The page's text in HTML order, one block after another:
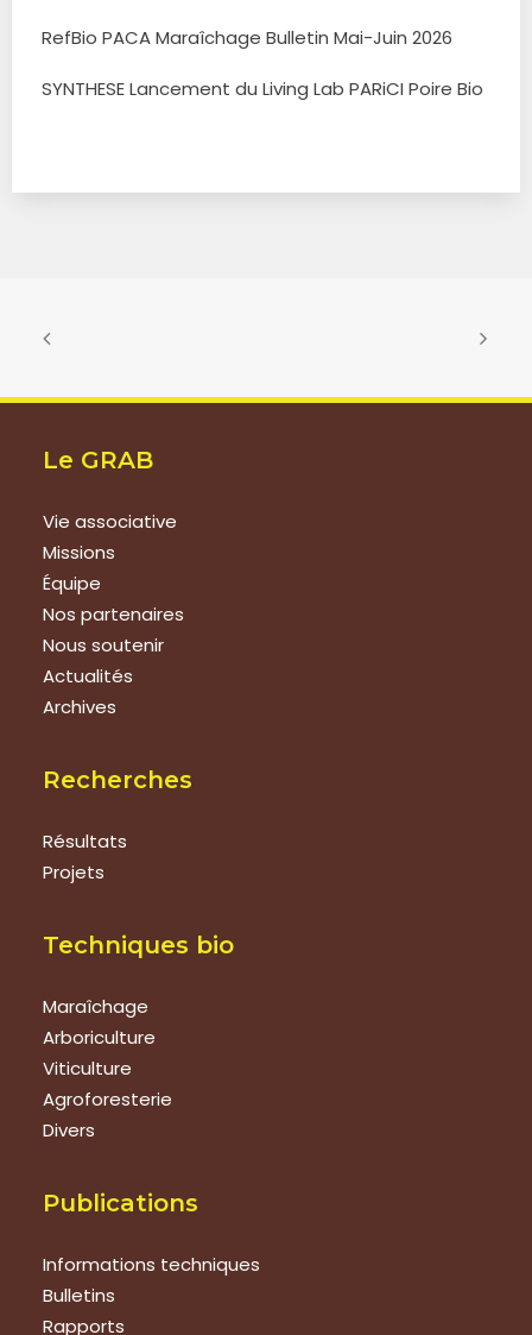
RefBio PACA Maraîchage Bulletin Mai-Juin 2026
SYNTHESE Lancement du Living Lab PARiCI Poire Bio
Le GRAB
Vie associative
Missions
Équipe
Nos partenaires
Nous soutenir
Actualités
Archives
Recherches
Résultats
Projets
Techniques bio
Maraîchage
Arboriculture
Viticulture
Agroforesterie
Divers
Publications
Informations techniques
Bulletins
Rapports